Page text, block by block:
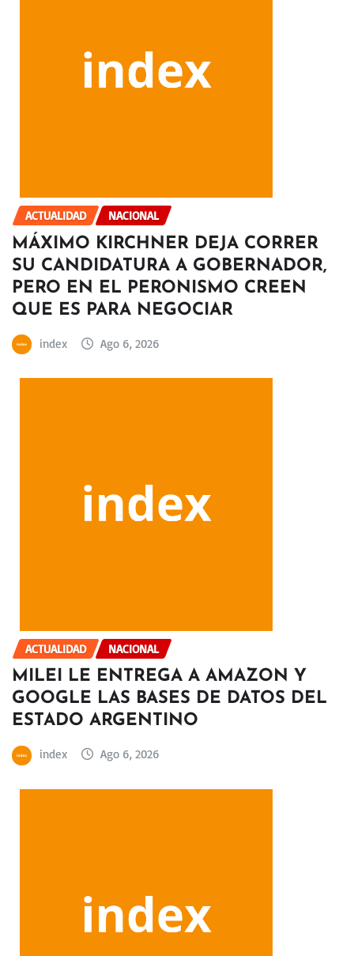
ACTUALIDAD NACIONAL
MÁXIMO KIRCHNER DEJA CORRER
SU CANDIDATURA A GOBERNADOR,
PERO EN EL PERONISMO CREEN
QUE ES PARA NEGOCIAR
index Ago 6, 2026
ACTUALIDAD NACIONAL
MILEI LE ENTREGA A AMAZON Y
GOOGLE LAS BASES DE DATOS DEL
ESTADO ARGENTINO
index Ago 6, 2026